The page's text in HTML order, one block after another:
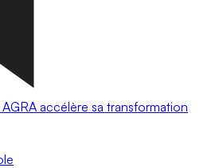
accélère sa transformation